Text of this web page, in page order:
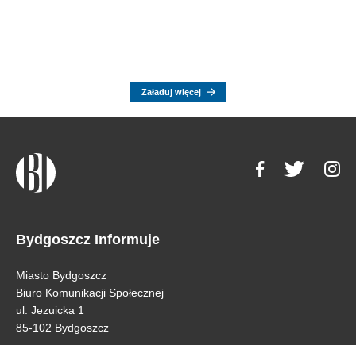
Załaduj więcej
Bydgoszcz Informuje
Miasto Bydgoszcz
Biuro Komunikacji Społecznej
ul. Jezuicka 1
85-102 Bydgoszcz